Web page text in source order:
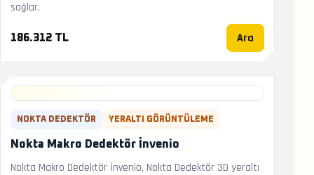
sağlar.
186.312 TL Ara
NOKTA DEDEKTÖR YERALTI GÖRÜNTÜLEME
Nokta Makro Dedektör İnvenio
Nokta Makro Dedektör İnvenio, Nokta Dedektör 3D yeraltı